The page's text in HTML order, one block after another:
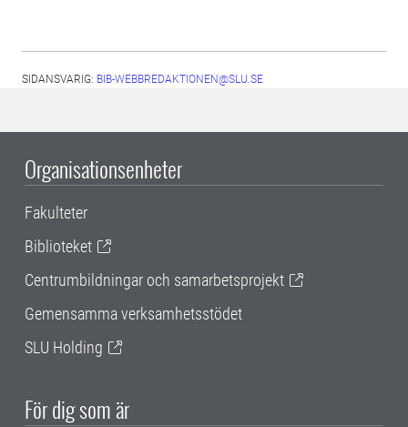
SIDANSVARIG: BIB-WEBBREDAKTIONEN@SLU.SE
Organisationsenheter
Fakulteter
Biblioteket
Centrumbildningar och samarbetsprojekt
Gemensamma verksamhetsstödet
SLU Holding
För dig som är